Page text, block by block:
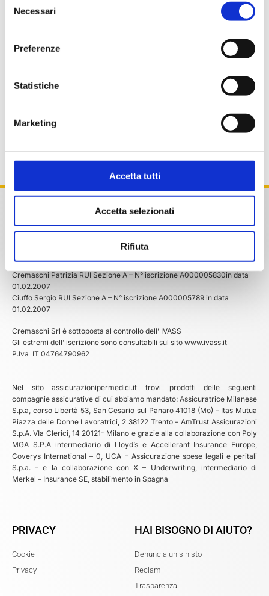
delNecessari
Preferenze
Statistiche
Marketing
Accetta tutti
Accetta selezionati
Rifiuta
Lo Sapevi che? Atti invasivi – Interventi Chirurgici Le
Compagnie distinguono tra medici che effettuano
medici…
, 24 – 20124 – Milano – Tel 02/70126132 – Fax 02/87386652
– cremaschi@pec-mail.it
P.Iva IT 04764790962 – numero di iscrizione al RUI A000012480.
I responsabili dell’ Intermediazione assicurativa sono:
Cremaschi Patrizia RUI Sezione A – N° iscrizione A000005830in data
01.02.2007
Ciuffo Sergio RUI Sezione A – N° iscrizione A000005789 in data
01.02.2007
Cremaschi Srl è sottoposta al controllo dell’ IVASS
Gli estremi dell’ iscrizione sono consultabili sul sito www.ivass.it
P.Iva IT 04764790962
Nel sito assicurazionipermedici.it trovi prodotti delle seguenti
compagnie assicurative di cui abbiamo mandato: Assicuratrice Milanese
S.p.a, corso Libertà 53, San Cesario sul Panaro 41018 (Mo) – Itas Mutua
Piazza delle Donne Lavoratrici, 2 38122 Trento – AmTrust Assicurazioni
S.p.A. VIa Clerici, 14 20121- Milano e grazie alla collaborazione con Poly
MGA S.P.A intermediario di Lloyd’s e Accellerant Insurance Europe,
Coverys International – 0, UCA – Assicurazione spese legali e peritali
S.p.a. – e la collaborazione con X – Underwriting, intermediario di
Merkel – Insurance SE, stabilimento in Spagna
PRIVACY
Cookie
Privacy
HAI BISOGNO DI AIUTO?
Denuncia un sinisto
Reclami
Trasparenza